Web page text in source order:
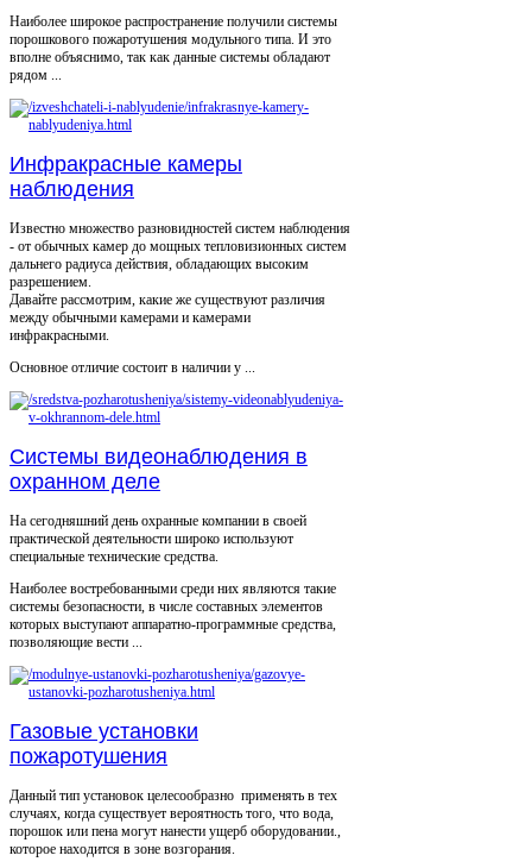
Наиболее широкое распространение получили системы
порошкового пожаротушения модульного типа. И это
вполне объяснимо, так как данные системы обладают
рядом ...
Инфракрасные камеры
наблюдения
Известно множество разновидностей систем наблюдения
- от обычных камер до мощных тепловизионных систем
дальнего радиуса действия, обладающих высоким
разрешением.
Давайте рассмотрим, какие же существуют различия
между обычными камерами и камерами
инфракрасными.
Основное отличие состоит в наличии у ...
Системы видеонаблюдения в
охранном деле
На сегодняшний день охранные компании в своей
практической деятельности широко используют
специальные технические средства.
Наиболее востребованными среди них являются такие
системы безопасности, в числе составных элементов
которых выступают аппаратно-программные средства,
позволяющие вести ...
Газовые установки
пожаротушения
Данный тип установок целесообразно применять в тех
случаях, когда существует вероятность того, что вода,
порошок или пена могут нанести ущерб оборудовании.,
которое находится в зоне возгорания.